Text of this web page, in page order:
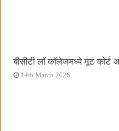
बीसीटी लॉ कॉलेजमध्ये मूट कोर्ट
14th March 2026